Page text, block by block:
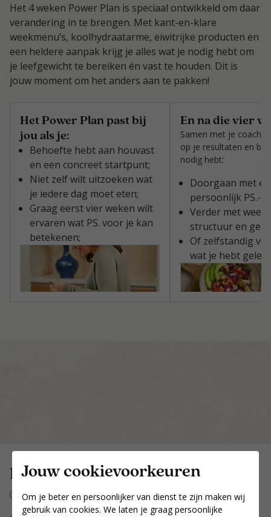
Jouw cookievoorkeuren
Om je beter en persoonlijker van dienst te zijn maken wij
gebruik van cookies. We laten je graag persoonlijke
Het 4 weken Power Plan is speciaal ontwikkeld om daar
verandering in te brengen. Met kant-en-klare
weekmenu’s, koolhydraatarme, eiwitrijke producten en
een heldere aanpak krijg je alles wat je nodig hebt om
je leefgewicht te bereiken én vast te houden. Dit is
jouw moment om het anders aan te pakken!
Het Power Plan past bij
jou als je:
Behoefte hebt aan houvast
en een concreet startpunt;
Niet zelf wilt uitzoeken wat
je iedere dag moet eten;
Graag eerst vier weken wilt
ervaren wat PS. voor je kan
betekenen;
En na die vier
Samen met je coach
op je resultaten en
nodig hebt:
Doorgaan met
persoonlijk PS.-
Verder met
structuur en
Of zelfstandig
wat je hebt
Hoe werkt het Power Plan?
kennismakingsgesprek.
Ontvang jouw 4 weken Power Plan met alle producten,